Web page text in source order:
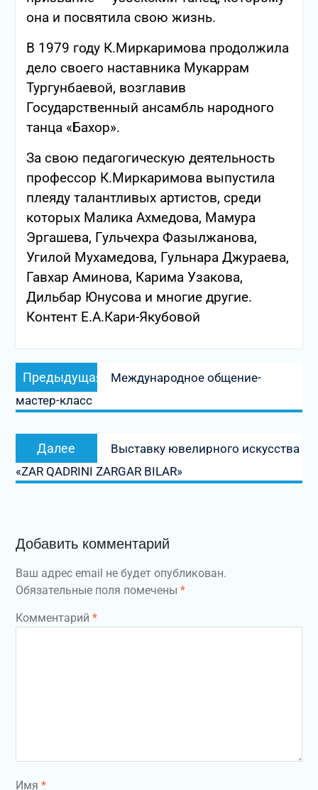
она и посвятила свою жизнь.
В 1979 году К.Миркаримова продолжила
дело своего наставника Мукаррам
Тургунбаевой, возглавив
Государственный ансамбль народного
танца «Бахор».
За свою педагогическую деятельность
профессор К.Миркаримова выпустила
плеяду талантливых артистов, среди
которых Малика Ахмедова, Мамура
Эргашева, Гульчехра Фазылжанова,
Угилой Мухамедова, Гульнара Джураева,
Гавхар Аминова, Карима Узакова,
Дильбар Юнусова и многие другие.
Контент Е.А.Кари-Якубовой
Навигация
по
записям
Предыдущая
запись:
Международное общение-
мастер-класс
Далее
запись:
Выставку ювелирного искусства
«ZAR QADRINI ZARGAR BILAR»
Добавить комментарий
Ваш адрес email не будет опубликован.
Обязательные поля помечены *
Комментарий *
Имя *